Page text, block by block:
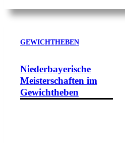
GEWICHTHEBEN
Niederbayerische
Meisterschaften im
Gewichtheben